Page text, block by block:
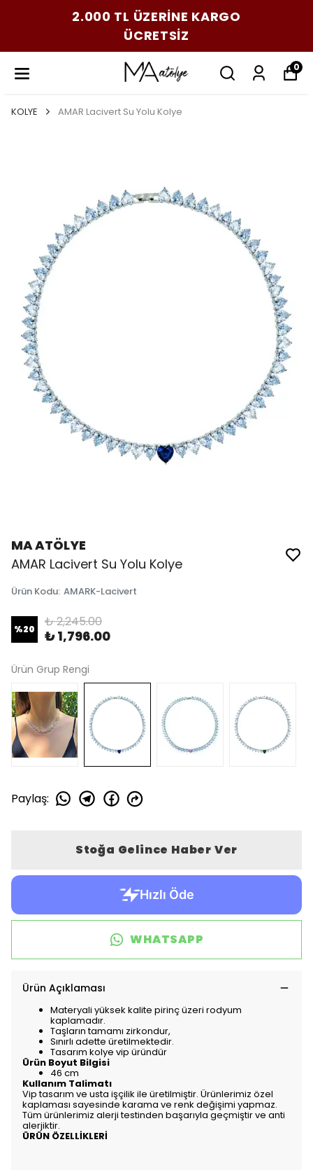
2.000 TL ÜZERİNE KARGO
ÜCRETSİZ
0
KOLYE AMAR Lacivert Su Yolu Kolye
MA ATÖLYE
AMAR Lacivert Su Yolu Kolye
Ürün Kodu: AMARK-Lacivert
%20 ₺ 2,245.00
₺ 1,796.00
Ürün Grup Rengi
Paylaş:
Stoğa Gelince Haber Ver
WHATSAPP
Ürün Açıklaması
Materyali yüksek kalite pirinç üzeri rodyum
kaplamadır.
Taşların tamamı zirkondur,
Sınırlı adette üretilmektedir.
Tasarım kolye vip üründür
Ürün Boyut Bilgisi
46 cm
Kullanım Talimatı
Vip tasarım ve usta işçilik ile üretilmiştir. Ürünlerimiz özel
kaplaması sayesinde karama ve renk değişimi yapmaz.
Tüm ürünlerimiz alerji testinden başarıyla geçmiştir ve anti
alerjiktir.
ÜRÜN ÖZELLİKLERİ